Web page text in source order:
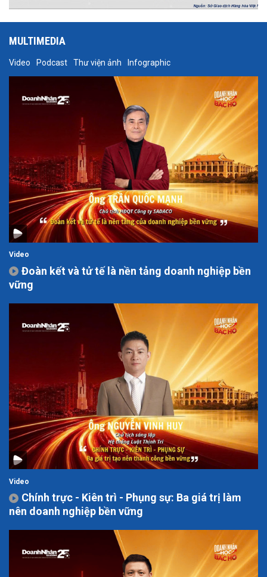
MULTIMEDIA
Video Podcast Thư viện ảnh Infographic
Video
Đoàn kết và tử tế là nền tảng doanh nghiệp bền
vững
Video
Chính trực - Kiên trì - Phụng sự: Ba giá trị làm
nên doanh nghiệp bền vững